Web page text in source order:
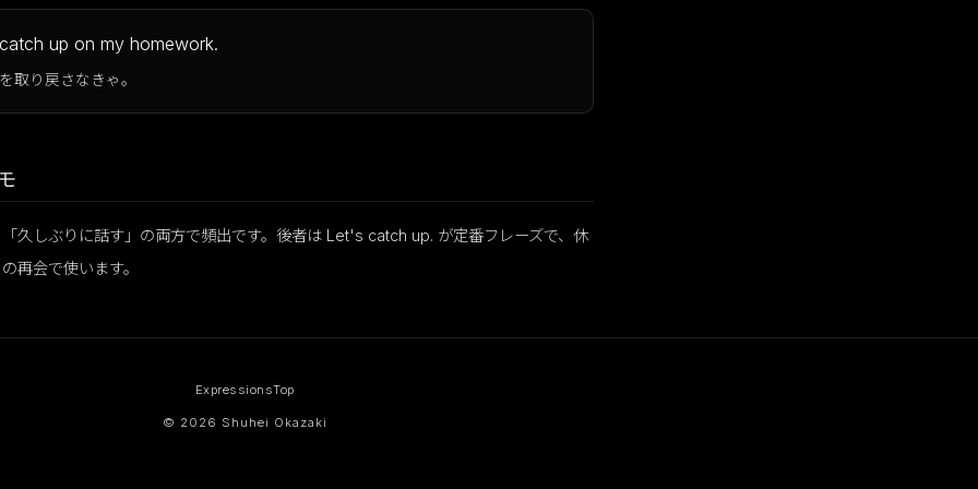
up on my homework.
取り戻さなきゃ。
久しぶりに話す」の両方で頻出です。後者は Let's catch up. が定番フレーズで、休
再会で使います。
ExpressionsTop
© 2026 Shuhei Okazaki